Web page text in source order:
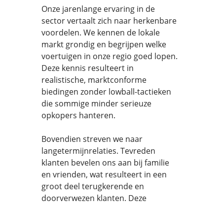
Onze jarenlange ervaring in de
sector vertaalt zich naar herkenbare
voordelen. We kennen de lokale
markt grondig en begrijpen welke
voertuigen in onze regio goed lopen.
Deze kennis resulteert in
realistische, marktconforme
biedingen zonder lowball-tactieken
die sommige minder serieuze
opkopers hanteren.
Bovendien streven we naar
langetermijnrelaties. Tevreden
klanten bevelen ons aan bij familie
en vrienden, wat resulteert in een
groot deel terugkerende en
doorverwezen klanten. Deze